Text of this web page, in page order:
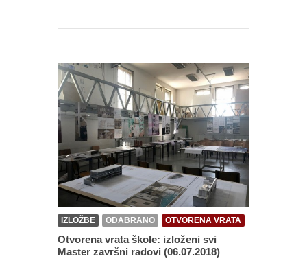
IZLOŽBE ODABRANO OTVORENA VRATA
Otvorena vrata škole: izloženi svi
Master završni radovi (06.07.2018)